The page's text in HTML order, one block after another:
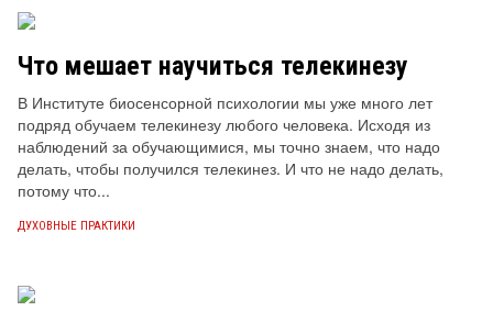
Что мешает научиться телекинезу
В Институте биосенсорной психологии мы уже много лет
подряд обучаем телекинезу любого человека. Исходя из
наблюдений за обучающимися, мы точно знаем, что надо
делать, чтобы получился телекинез. И что не надо делать,
потому что...
ДУХОВНЫЕ ПРАКТИКИ